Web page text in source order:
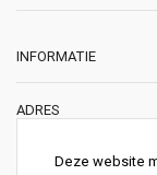
INFORMATIE
ADRES
Deze website